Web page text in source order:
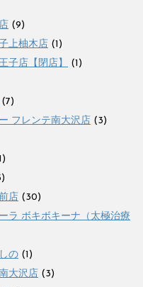
(9)
上柚木店 (1)
子店【閉店】
(1)
(7)
フレンテ南大沢店 (3)
店 (30)
ラ ボキボキーナ（太極治療
の (1)
大沢店 (3)